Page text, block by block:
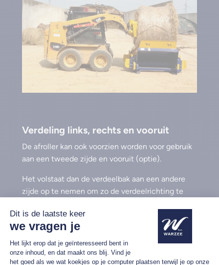
Verdeling links, rechts en vooruit
De afroller kan ook voorzien worden voor gebruik
aan een tweede zijde en vooruit (optie).
Het volstaat dan de verdeelbak aan een andere
zijde op te nemen om zo de verdeelrichting te